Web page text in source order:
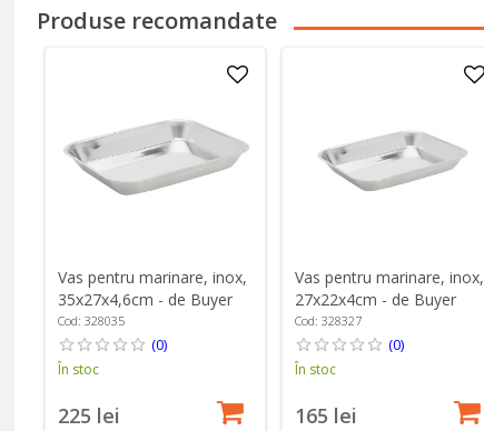
Produse recomandate
Vas pentru marinare, inox,
35x27x4,6cm - de Buyer
Cod: 328035
(0)
În stoc
225 lei
Vas pentru marinare, inox,
27x22x4cm - de Buyer
Cod: 328327
(0)
În stoc
165 lei